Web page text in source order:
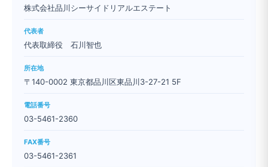
株式会社品川シーサイドリアルエステート
代表者
代表取締役 石川智也
所在地
〒140-0002 東京都品川区東品川3-27-21 5F
電話番号
03-5461-2360
FAX番号
03-5461-2361